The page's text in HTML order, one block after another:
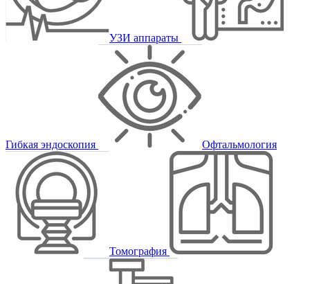
УЗИ аппараты
Гибкая эндоскопия Офтальмология
Томография